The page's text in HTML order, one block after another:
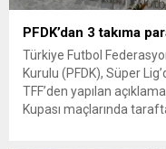
PFDK’dan 3 takıma
Türkiye Futbol
Kurulu (PFDK), Süper
TFF’den yapılan
Kupası maçlarında